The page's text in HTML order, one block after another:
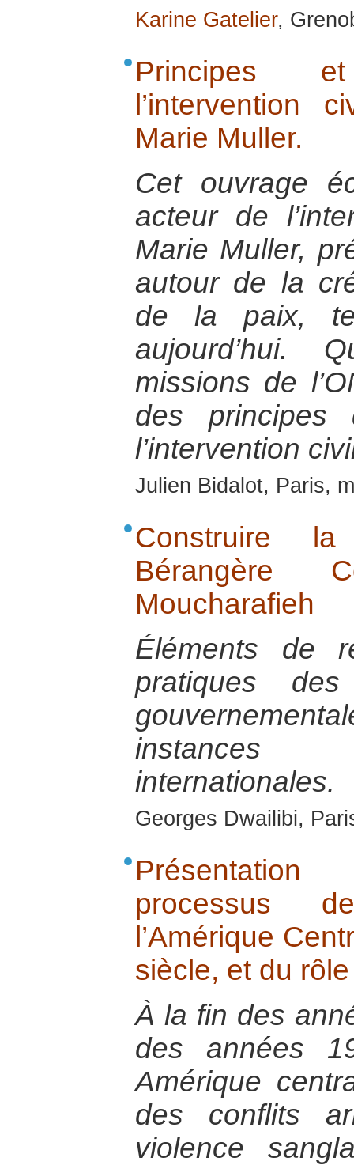
Karine Gatelier,
Principes
l’intervention
Marie Muller.
Cet ouvrage
acteur de
Marie Muller,
autour de la
de la paix,
aujourd’hui.
missions de
des principes
l’intervention
Julien Bidalot, Paris,
Construire
Bérangère
Moucharafieh
Éléments de
pratiques
internationales.
Georges Dwailibi,
processus
l’Amérique
siècle, et du
À la fin des
des années
Amérique
des conflits
violence